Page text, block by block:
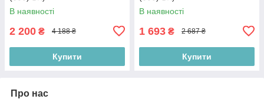
В наявності
2 200 ₴ 4 188 ₴
Купити
В наявності
1 693 ₴ 2 687 ₴
Купити
Про нас